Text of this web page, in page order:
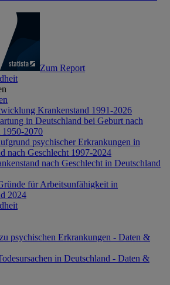
Zum Report
Krankenstand 1991-2026
in Deutschland bei Geburt nach
1950-2070
psychischer Erkrankungen in
nach Geschlecht 1997-2024
nach Geschlecht in Deutschland
für Arbeitsunfähigkeit in
2024
psychischen Erkrankungen - Daten &
in Deutschland - Daten &